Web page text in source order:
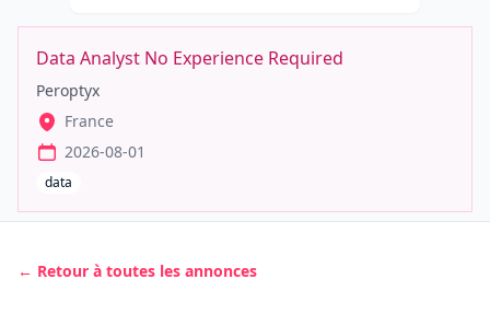
Data Analyst No Experience Required
Peroptyx
France
2026-08-01
data
← Retour à toutes les annonces